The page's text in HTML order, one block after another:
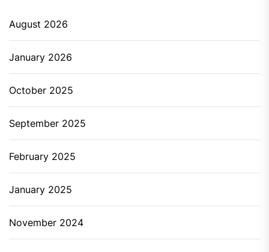
August 2026
January 2026
October 2025
September 2025
February 2025
January 2025
November 2024